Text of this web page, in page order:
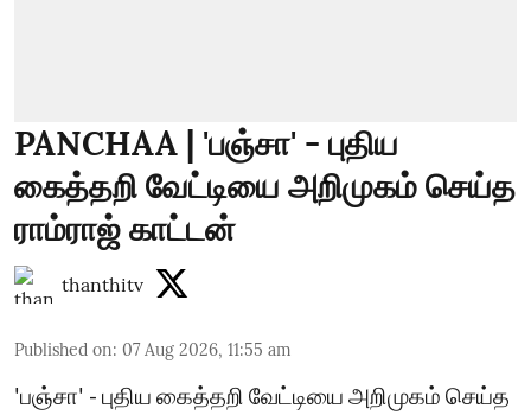
PANCHAA | 'பஞ்சா' - புதிய
கைத்தறி வேட்டியை அறிமுகம் செய்த
ராம்ராஜ் காட்டன்
thanthitv
Published on: 07 Aug 2026, 11:55 am
'பஞ்சா' - புதிய கைத்தறி வேட்டியை அறிமுகம் செய்த